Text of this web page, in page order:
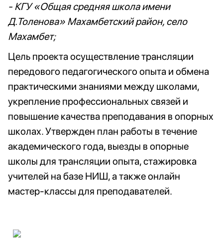
- КГУ «Общая средняя школа имени
Д.Толенова» Махамбетский район, село
Махамбет;
Цель проекта осуществление трансляции
передового педагогического опыта и обмена
практическими знаниями между школами,
укрепление профессиональных связей и
повышение качества преподавания в опорных
школах. Утвержден план работы в течение
академического года, выезды в опорные
школы для трансляции опыта, стажировка
учителей на базе НИШ, а также онлайн
мастер-классы для преподавателей.